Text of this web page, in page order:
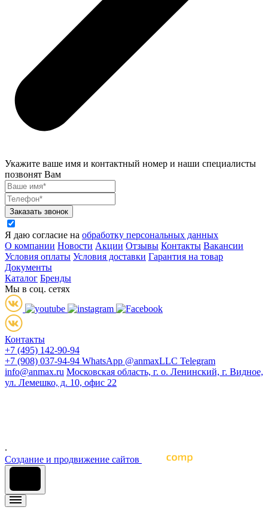
Укажите ваше имя и контактный номер и наши специалисты
позвонят Вам
Заказать звонок
Я даю согласие на обработку персональных данных
О компании Новости Акции Отзывы Контакты Вакансии
Условия оплаты Условия доставки Гарантия на товар
Документы
Каталог Бренды
Мы в соц. сетях
Контакты
+7 (495) 142-90-94
+7 (908) 037-94-94 WhatsApp @anmaxLLC Telegram
info@anmax.ru Московская область, г. о. Ленинский, г. Видное,
ул. Лемешко, д. 10, офис 22
.
Cоздание и продвижение сайтов